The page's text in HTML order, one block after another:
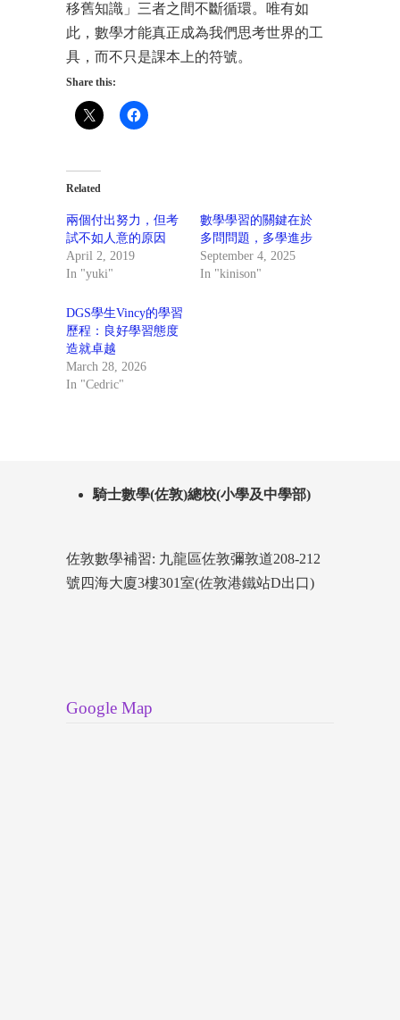
移舊知識」三者之間不斷循環。唯有如
此，數學才能真正成為我們思考世界的工
具，而不只是課本上的符號。
Share this:
Related
兩個付出努力，但考
試不如人意的原因
April 2, 2019
In "yuki"
數學學習的關鍵在於
多問問題，多學進步
September 4, 2025
In "kinison"
DGS學生Vincy的學習
歷程：良好學習態度
造就卓越
March 28, 2026
In "Cedric"
騎士數學(佐敦)總校(小學及中學部)
佐敦數學補習: 九龍區佐敦彌敦道208-212
號四海大廈3樓301室(佐敦港鐵站D出口)
Google Map